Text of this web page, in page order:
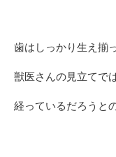
歯はしっかり生え揃
獣医さんの見立てで
経っているだろうと